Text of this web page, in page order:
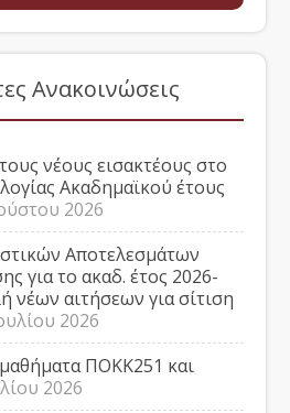
Ανακοινώσεις
νέους εισακτέους στο
Ακαδημαϊκού έτους
2026
Αποτελεσμάτων
για το ακαδ. έτος 2026-
νέων αιτήσεων για σίτιση
2026
ΠΟΚΚ251 και
2026